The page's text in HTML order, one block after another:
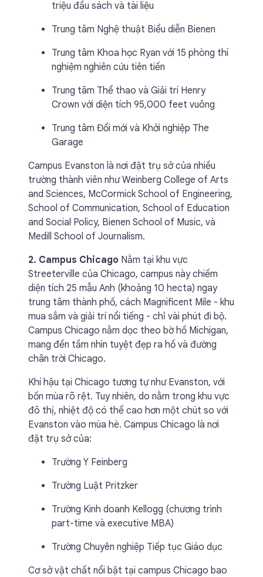
triệu đầu sách và tài liệu
Trung tâm Nghệ thuật Biểu diễn Bienen
Trung tâm Khoa học Ryan với 15 phòng thí
nghiệm nghiên cứu tiên tiến
Trung tâm Thể thao và Giải trí Henry
Crown với diện tích 95,000 feet vuông
Trung tâm Đổi mới và Khởi nghiệp The
Garage
Campus Evanston là nơi đặt trụ sở của nhiều
trường thành viên như Weinberg College of Arts
and Sciences, McCormick School of Engineering,
School of Communication, School of Education
and Social Policy, Bienen School of Music, và
Medill School of Journalism.
2. Campus Chicago Nằm tại khu vực
Streeterville của Chicago, campus này chiếm
diện tích 25 mẫu Anh (khoảng 10 hecta) ngay
trung tâm thành phố, cách Magnificent Mile - khu
mua sắm và giải trí nổi tiếng - chỉ vài phút đi bộ.
Campus Chicago nằm dọc theo bờ hồ Michigan,
mang đến tầm nhìn tuyệt đẹp ra hồ và đường
chân trời Chicago.
Khí hậu tại Chicago tương tự như Evanston, với
bốn mùa rõ rệt. Tuy nhiên, do nằm trong khu vực
đô thị, nhiệt độ có thể cao hơn một chút so với
Evanston vào mùa hè. Campus Chicago là nơi
đặt trụ sở của:
Trường Y Feinberg
Trường Luật Pritzker
Trường Kinh doanh Kellogg (chương trình
part-time và executive MBA)
Trường Chuyên nghiệp Tiếp tục Giáo dục
Cơ sở vật chất nổi bật tại campus Chicago bao